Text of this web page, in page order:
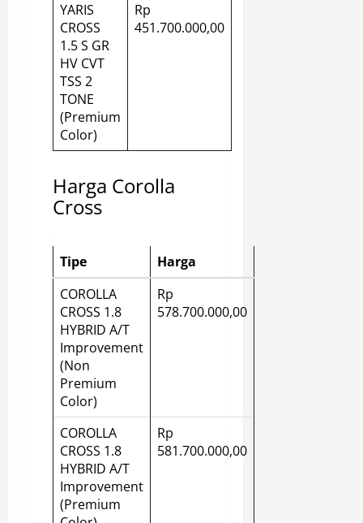
YARIS
CROSS
1.5 S GR
HV CVT
TSS 2
TONE
(Premium
Color)
Rp
451.700.000,00
Harga Corolla
Cross
Tipe
Harga
COROLLA
CROSS 1.8
HYBRID A/T
Improvement
(Non
Premium
Color)
Rp
578.700.000,00
COROLLA
CROSS 1.8
HYBRID A/T
Improvement
(Premium
Rp
581.700.000,00